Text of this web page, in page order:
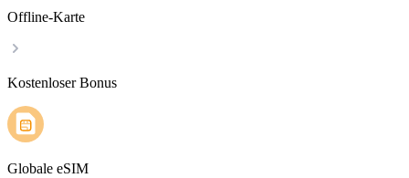
Offline-Karte
Kostenloser Bonus
Globale eSIM